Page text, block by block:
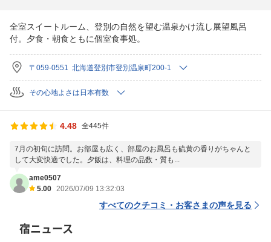
全室スイートルーム、登別の自然を望む温泉かけ流し展望風呂
付。夕食・朝食ともに個室食事処。
〒059-0551 北海道登別市登別温泉町200-1
その心地よさは日本有数
4.48 全445件
7月の初旬に訪問。お部屋も広く、部屋のお風呂も硫黄の香りがちゃんと
して大変快適でした。夕飯は、料理の品数・質も...
ame0507
5.00 2026/07/09 13:32:03
すべてのクチコミ・お客さまの声を見る
宿ニュース